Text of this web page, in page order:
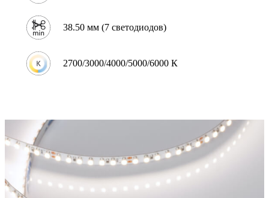
38.50 мм (7 светодиодов)
2700/3000/4000/5000/6000 К